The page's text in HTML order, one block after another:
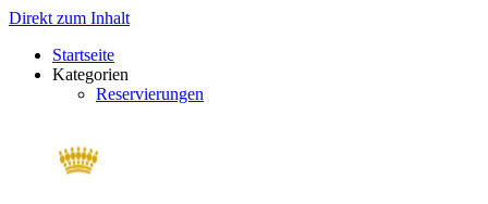
Direkt zum Inhalt
Startseite
Kategorien
Reservierungen